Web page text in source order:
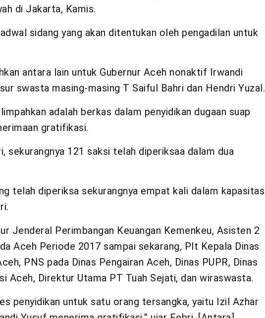
di Jakarta, Kamis.
sidang yang akan ditentukan oleh pengadilan untuk
antara lain untuk Gubernur Aceh nonaktif Irwandi
swasta masing-masing T Saiful Bahri dan Hendri Yuzal.
adalah berkas dalam penyidikan dugaan suap
gratifikasi.
sekurangnya 121 saksi telah diperiksaa dalam dua
telah diperiksa sekurangnya empat kali dalam kapasitas
Jenderal Perimbangan Keuangan Kemenkeu, Asisten 2
Aceh Periode 2017 sampai sekarang, Plt Kepala Dinas
PNS pada Dinas Pengairan Aceh, Dinas PUPR, Dinas
Aceh, Direktur Utama PT Tuah Sejati, dan wiraswasta.
penyidikan untuk satu orang tersangka, yaitu Izil Azhar